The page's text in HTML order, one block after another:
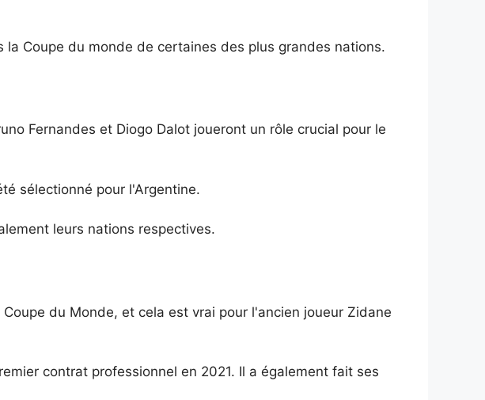
Coupe du monde de certaines des plus grandes nations.
Fernandes et Diogo Dalot joueront un rôle crucial pour le
sélectionné pour l'Argentine.
leurs nations respectives.
du Monde, et cela est vrai pour l'ancien joueur Zidane
contrat professionnel en 2021. Il a également fait ses